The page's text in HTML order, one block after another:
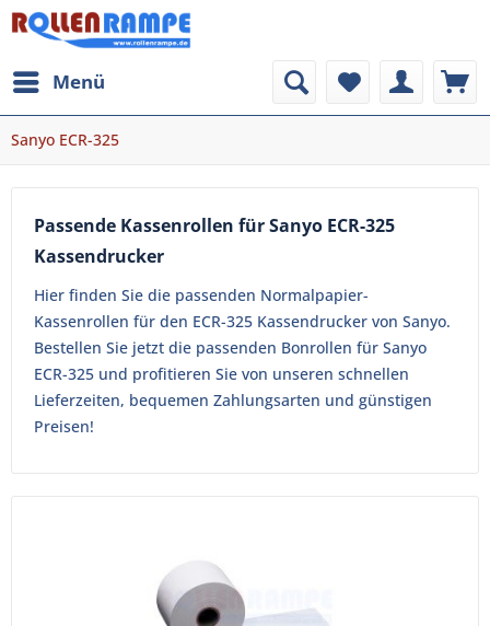
Menü
Sanyo ECR-325
Passende Kassenrollen für Sanyo ECR-325
Kassendrucker
Hier finden Sie die passenden Normalpapier-
Kassenrollen für den ECR-325 Kassendrucker von Sanyo.
Bestellen Sie jetzt die passenden Bonrollen für Sanyo
ECR-325 und profitieren Sie von unseren schnellen
Lieferzeiten, bequemen Zahlungsarten und günstigen
Preisen!